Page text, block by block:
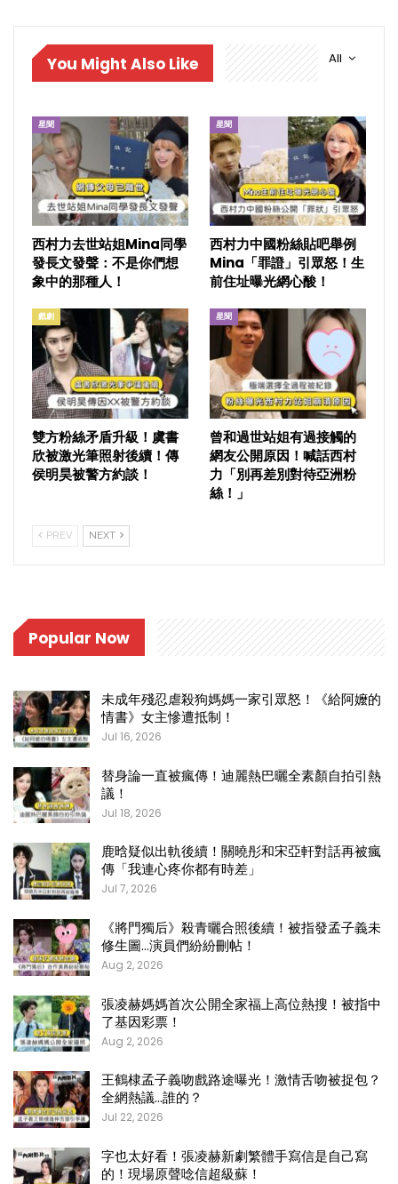
All
You Might Also Like
星聞
西村力去世站姐Mina同學
發長文發聲：不是你們想
象中的那種人！
星聞
西村力中國粉絲貼吧舉例
Mina「罪證」引眾怒！生
前住址曝光網心酸！
戲劇
雙方粉絲矛盾升級！虞書
欣被激光筆照射後續！傳
侯明昊被警方約談！
星聞
曾和過世站姐有過接觸的
網友公開原因！喊話西村
力「別再差別對待亞洲粉
絲！」
PREV NEXT
Popular Now
未成年殘忍虐殺狗媽媽一家引眾怒！《給阿嬤的
情書》女主慘遭抵制！
Jul 16, 2026
替身論一直被瘋傳！迪麗熱巴曬全素顏自拍引熱
議！
Jul 18, 2026
鹿晗疑似出軌後續！關曉彤和宋亞軒對話再被瘋
傳「我連心疼你都有時差」
Jul 7, 2026
《將門獨后》殺青曬合照後續！被指發孟子義未
修生圖…演員們紛紛刪帖！
Aug 2, 2026
張凌赫媽媽首次公開全家福上高位熱搜！被指中
了基因彩票！
Aug 2, 2026
王鶴棣孟子義吻戲路途曝光！激情舌吻被捉包？
全網熱議…誰的？
Jul 22, 2026
字也太好看！張凌赫新劇繁體手寫信是自己寫
的！現場原聲唸信超級蘇！